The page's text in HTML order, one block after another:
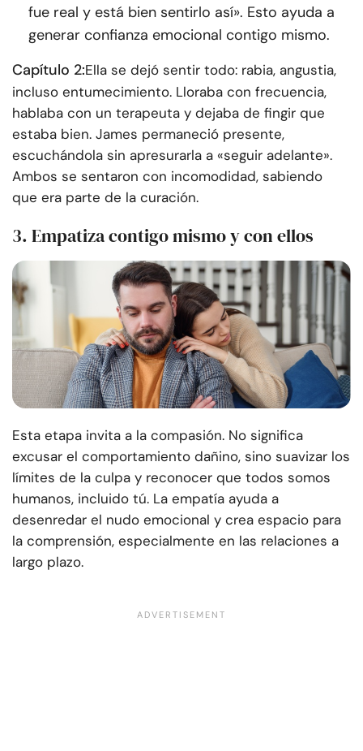
fue real y está bien sentirlo así». Esto ayuda a
generar confianza emocional contigo mismo.
Capítulo 2:Ella se dejó sentir todo: rabia, angustia,
incluso entumecimiento. Lloraba con frecuencia,
hablaba con un terapeuta y dejaba de fingir que
estaba bien. James permaneció presente,
escuchándola sin apresurarla a «seguir adelante».
Ambos se sentaron con incomodidad, sabiendo
que era parte de la curación.
3. Empatiza contigo mismo y con ellos
Esta etapa invita a la compasión. No significa
excusar el comportamiento dañino, sino suavizar los
límites de la culpa y reconocer que todos somos
humanos, incluido tú. La empatía ayuda a
desenredar el nudo emocional y crea espacio para
la comprensión, especialmente en las relaciones a
largo plazo.